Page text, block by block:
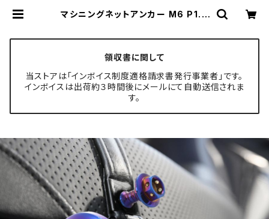
マシニングネットアンカー M6 P1.0
33 | TECH-MASTER ボルト専門
店
領収書に関して
当ストアは「インボイス制度適格請求書発行事業者」です。
インボイスは出荷約３時間後にメールにて自動送信されま
す。